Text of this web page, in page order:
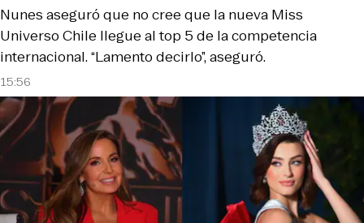
15:56
Nunes aseguró que no cree que la nueva Miss
Universo Chile llegue al top 5 de la competencia
internacional. “Lamento decirlo”, aseguró.